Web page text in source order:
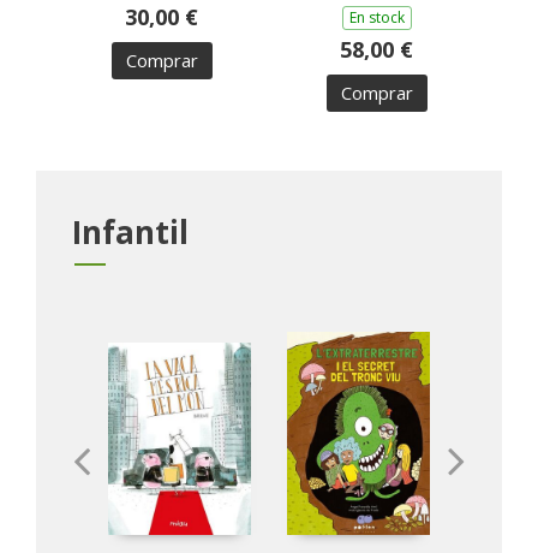
30,00 €
Comprar
En stock
58,00 €
Comprar
Infantil